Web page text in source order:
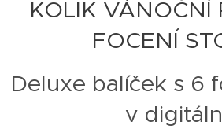
KOLIK VÁNOČNÍ
FOCENÍ
Deluxe balíček s 6
v